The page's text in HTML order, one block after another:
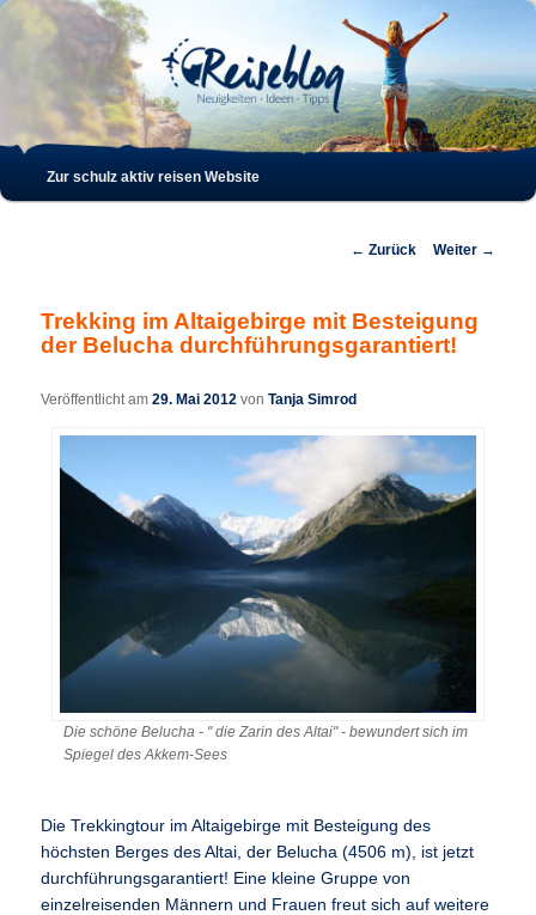
Hauptmenü
Zum
Zum
wechseln
Zur schulz aktiv reisen Website
Beitrags-
← Zurück Weiter →
Trekking im Altaigebirge mit Besteigung
der Belucha durchführungsgarantiert!
Veröffentlicht am29. Mai 2012 vonTanja Simrod
Die schöne Belucha - " die Zarin des Altai" - bewundert sich im
Spiegel des Akkem-Sees
Die Trekkingtour im Altaigebirge mit Besteigung des
höchsten Berges des Altai, der Belucha (4506 m), ist jetzt
durchführungsgarantiert! Eine kleine Gruppe von
einzelreisenden Männern und Frauen freut sich auf weitere